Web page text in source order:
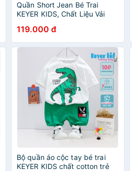
Quần Short Jean Bé Trai
KEYER KIDS, Chất Liệu Vải
Trước Form Rộng Hàn Quốc
QT46
119.000 đ
Bộ quần áo cộc tay bé trai
KEYER KIDS chất cotton trẻ